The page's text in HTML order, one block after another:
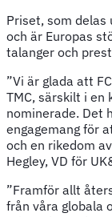
Priset, som delas
och är Europas
talanger och
”Vi är glada att
TMC, särskilt i en
nominerade. Det
engagemang för
och en rikedom
Hegley, VD för
”Framför allt
från våra globala